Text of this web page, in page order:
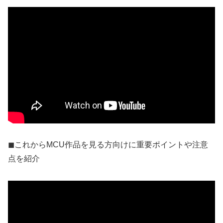
◼︎これからMCU作品を見る方向けに重要ポイントや注意
点を紹介